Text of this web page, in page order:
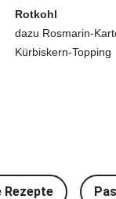
Rotkohl
dazu Rosmarin-
Kürbiskern-Topping
Rezepte